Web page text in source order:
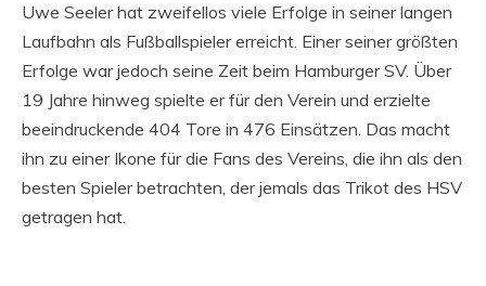
Uwe Seeler hat zweifellos viele Erfolge in seiner langen
Laufbahn als Fußballspieler erreicht. Einer seiner größten
Erfolge war jedoch seine Zeit beim Hamburger SV. Über
19 Jahre hinweg spielte er für den Verein und erzielte
beeindruckende 404 Tore in 476 Einsätzen. Das macht
ihn zu einer Ikone für die Fans des Vereins, die ihn als den
besten Spieler betrachten, der jemals das Trikot des HSV
getragen hat.